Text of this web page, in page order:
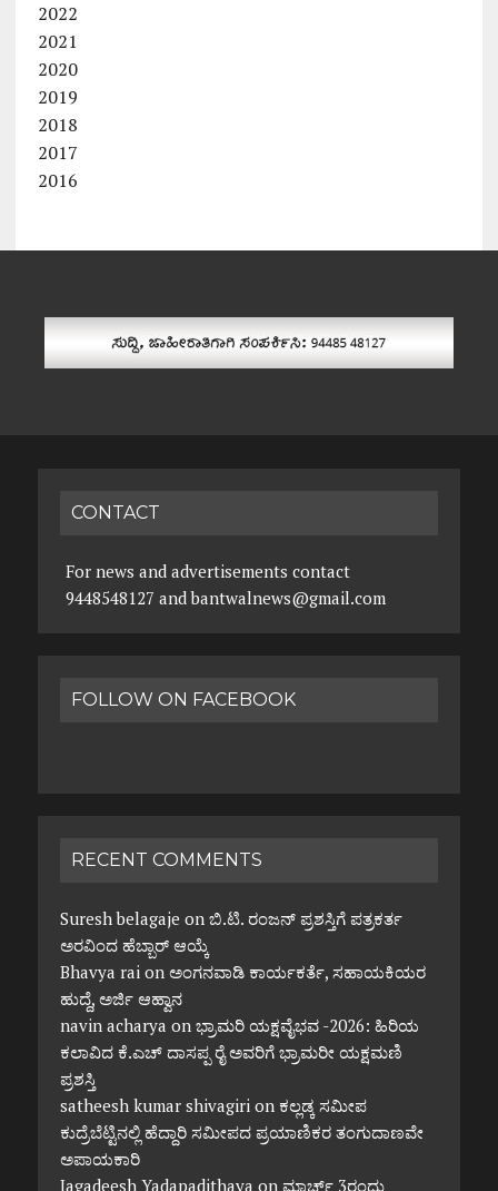
2022
2021
2020
2019
2018
2017
2016
CONTACT
For news and advertisements contact
9448548127 and bantwalnews@gmail.com
FOLLOW ON FACEBOOK
RECENT COMMENTS
Suresh belagaje on ಬಿ.ಟಿ. ರಂಜನ್ ಪ್ರಶಸ್ತಿಗೆ ಪತ್ರಕರ್ತ
ಅರವಿಂದ ಹೆಬ್ಬಾರ್ ಆಯ್ಕೆ
Bhavya raion ಅಂಗನವಾಡಿ ಕಾರ್ಯಕರ್ತೆ, ಸಹಾಯಕಿಯರ
ಹುದ್ದೆ, ಅರ್ಜಿ ಆಹ್ವಾನ
navin acharya on ಭ್ರಾಮರಿ ಯಕ್ಷವೈಭವ -2026: ಹಿರಿಯ
ಕಲಾವಿದ ಕೆ.ಎಚ್ ದಾಸಪ್ಪ ರೈ ಅವರಿಗೆ ಭ್ರಾಮರೀ ಯಕ್ಷಮಣಿ
ಪ್ರಶಸ್ತಿ
satheesh kumar shivagirion ಕಲ್ಲಡ್ಕ ಸಮೀಪ
ಕುದ್ರೆಬೆಟ್ಟಿನಲ್ಲಿ ಹೆದ್ದಾರಿ ಸಮೀಪದ ಪ್ರಯಾಣಿಕರ ತಂಗುದಾಣವೇ
ಅಪಾಯಕಾರಿ
Jagadeesh Yadapadithaya on ಮಾರ್ಚ್ 3ರಂದು